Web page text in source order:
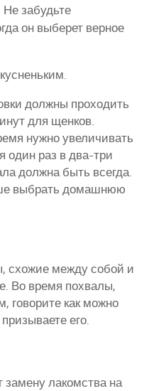
забудьте
он выберет верное
должны проходить
для щенков.
нужно увеличивать
один раз в два-три
должна быть всегда.
выбрать домашнюю
схожие между собой и
Во время похвалы,
говорите как можно
его.
замену лакомства на